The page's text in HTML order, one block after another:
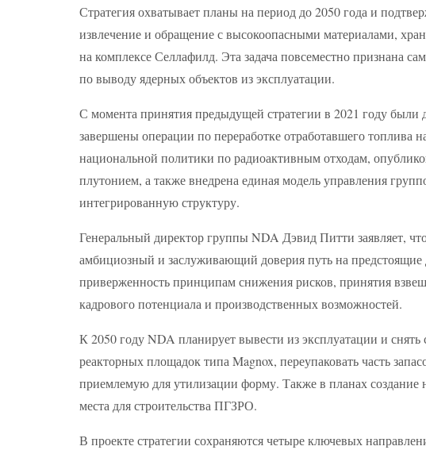
Стратегия охватывает планы на период до 2050 года и
извлечение и обращение с высокоопасными материалами,
на комплексе Селлафилд. Эта задача повсеместно признана
по выводу ядерных объектов из эксплуатации.
С момента принятия предыдущей стратегии в 2021 году были
завершены операции по переработке отработавшего топлива
национальной политики по радиоактивным отходам,
плутонием, а также внедрена единая модель управления
интегрированную структуру.
Генеральный директор группы NDA Дэвид Питти заявляет,
амбициозный и заслуживающий доверия путь на предстоящие
приверженность принципам снижения рисков, принятия
кадрового потенциала и производственных возможностей.
К 2050 году NDA планирует вывести из эксплуатации и
реакторных площадок типа Magnox, переупаковать часть
приемлемую для утилизации форму. Также в планах
места для строительства ПГЗРО.
В проекте стратегии сохраняются четыре ключевых